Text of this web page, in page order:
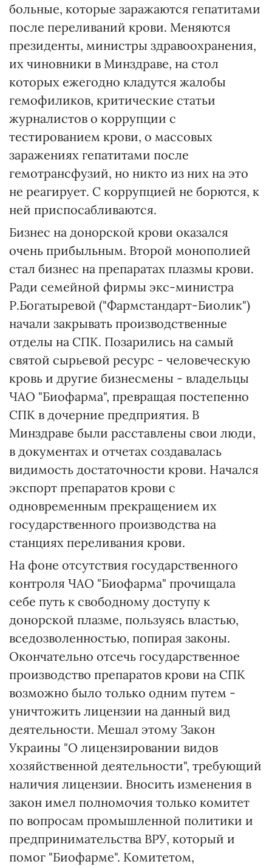
больные, которые заражаются гепатитами
после переливаний крови. Меняются
президенты, министры здравоохранения,
их чиновники в Минздраве, на стол
которых ежегодно кладутся жалобы
гемофиликов, критические статьи
журналистов о коррупции с
тестированием крови, о массовых
заражениях гепатитами после
гемотрансфузий, но никто из них на это
не реагирует. С коррупцией не борются, к
ней приспосабливаются.
Бизнес на донорской крови оказался
очень прибыльным. Второй монополией
стал бизнес на препаратах плазмы крови.
Ради семейной фирмы экс-министра
Р.Богатыревой ("Фармстандарт-Биолик")
начали закрывать производственные
отделы на СПК. Позарились на самый
святой сырьевой ресурс - человеческую
кровь и другие бизнесмены - владельцы
ЧАО "Биофарма", превращая постепенно
СПК в дочерние предприятия. В
Минздраве были расставлены свои люди,
в документах и отчетах создавалась
видимость достаточности крови. Начался
экспорт препаратов крови с
одновременным прекращением их
государственного производства на
станциях переливания крови.
На фоне отсутствия государственного
контроля ЧАО "Биофарма" прочищала
себе путь к свободному доступу к
донорской плазме, пользуясь властью,
вседозволенностью, попирая законы.
Окончательно отсечь государственное
производство препаратов крови на СПК
возможно было только одним путем -
уничтожить лицензии на данный вид
деятельности. Мешал этому Закон
Украины "О лицензировании видов
хозяйственной деятельности", требующий
наличия лицензии. Вносить изменения в
закон имел полномочия только комитет
по вопросам промышленной политики и
предпринимательства ВРУ, который и
помог "Биофарме". Комитетом,